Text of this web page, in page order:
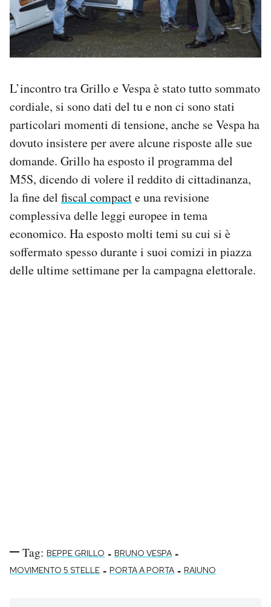
L’incontro tra Grillo e Vespa è stato tutto sommato
cordiale, si sono dati del tu e non ci sono stati
particolari momenti di tensione, anche se Vespa ha
dovuto insistere per avere alcune risposte alle sue
domande. Grillo ha esposto il programma del
M5S, dicendo di volere il reddito di cittadinanza,
la fine del fiscal compacte una revisione
complessiva delle leggi europee in tema
economico. Ha esposto molti temi su cui si è
soffermato spesso durante i suoi comizi in piazza
delle ultime settimane per la campagna elettorale.
Tag: BEPPE GRILLO - BRUNO VESPA -
MOVIMENTO 5 STELLE - PORTA A PORTA - RAIUNO